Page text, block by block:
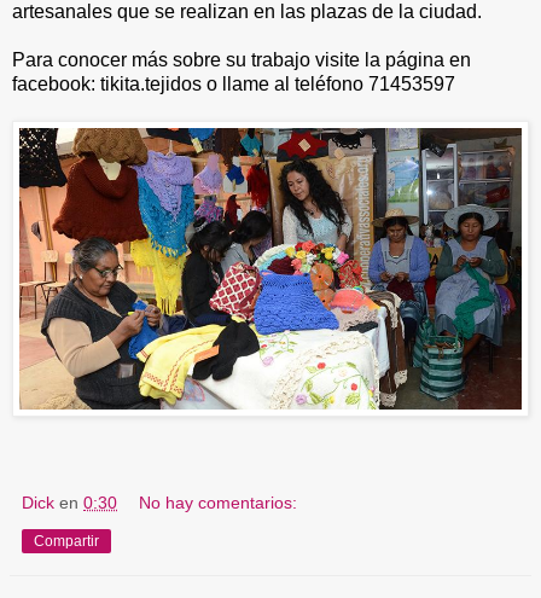
artesanales que se realizan en las plazas de la ciudad.
Para conocer más sobre su trabajo visite la página en
facebook: tikita.tejidos o llame al teléfono 71453597
Dick en 0:30 No hay comentarios:
Compartir